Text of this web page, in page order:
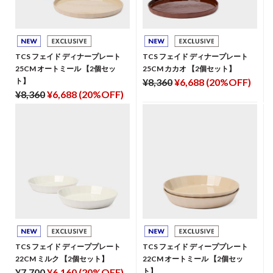
TCS フェイド ディナープレート
25CM オートミール 【2個セッ
ト】
¥8,360¥6,688 (20%OFF)
TCS フェイド ディナープレート
25CM カカオ 【2個セット】
¥8,360¥6,688 (20%OFF)
TCS フェイド ディーププレート
22CM ミルク 【2個セット】
TCS フェイド ディーププレート
22CM オートミール 【2個セッ
ト】